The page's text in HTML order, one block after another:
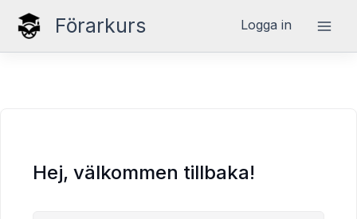
Hoppa
Förarkurs Logga in
Hej, välkommen tillbaka!